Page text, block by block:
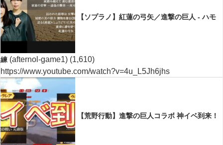
【ソプラノ】紅蓮の弓矢／進撃の巨人 - ハモ
練 (afternol-game1) (1,610)
https://www.youtube.com/watch?v=4u_L5Jh6jhs
【荒野行動】進撃の巨人コラボ 神イベ到来！